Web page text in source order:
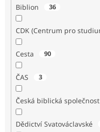
Biblion 36
CDK (Centrum pro
Cesta 90
ČAS 3
Česká biblická společnost
Dědictví Svatováclavské